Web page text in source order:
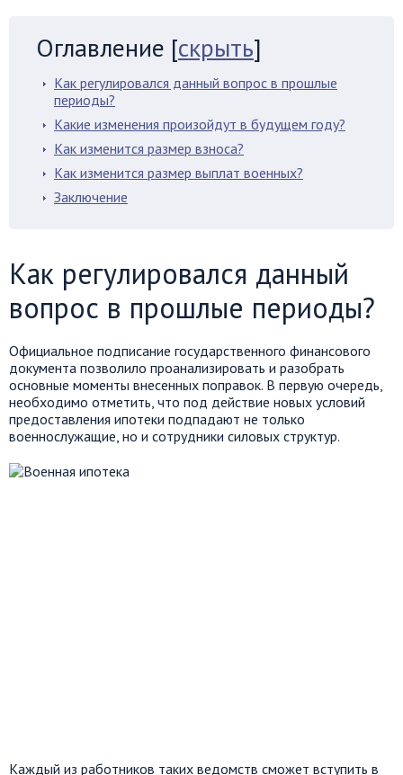
Оглавление [скрыть]
Как регулировался данный вопрос в прошлые
периоды?
Какие изменения произойдут в будущем году?
Как изменится размер взноса?
Как изменится размер выплат военных?
Заключение
Как регулировался данный
вопрос в прошлые периоды?
Официальное подписание государственного финансового
документа позволило проанализировать и разобрать
основные моменты внесенных поправок. В первую очередь,
необходимо отметить, что под действие новых условий
предоставления ипотеки подпадают не только
военнослужащие, но и сотрудники силовых структур.
Каждый из работников таких ведомств сможет вступить в